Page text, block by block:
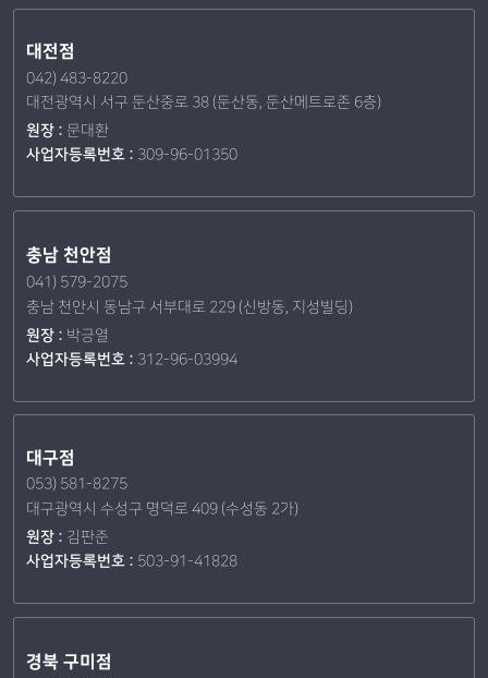
대전점
042) 483-8220
대전광역시 서구 둔산중로 38 (둔산동, 둔산메트로존 6층)
원장 : 문대환
사업자등록번호 : 309-96-01350
충남 천안점
041) 579-2075
충남 천안시 동남구 서부대로 229 (신방동, 지성빌딩)
원장 : 박긍열
사업자등록번호 : 312-96-03994
대구점
053) 581-8275
대구광역시 수성구 명덕로 409 (수성동 2가)
원장 : 김판준
사업자등록번호 : 503-91-41828
경북 구미점